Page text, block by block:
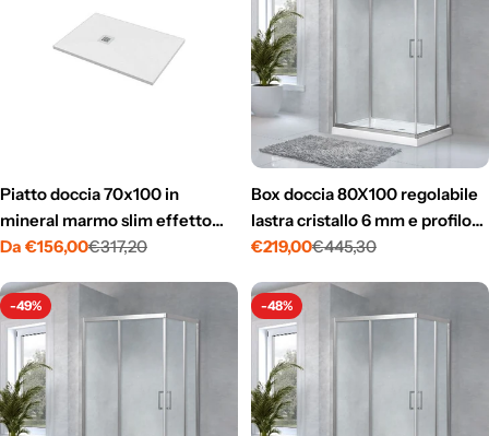
Piatto doccia 70x100 in
mineral marmo slim effetto
pietra
Prezzo
vendita
Da €156,00
Prezzo
€317,20
Box doccia 80X100 regolabile
lastra cristallo 6 mm e profilo
flat alluminio cromo due ante
Prezzo
vendita
€219,00
Prezzo €445,30
-49% -48%